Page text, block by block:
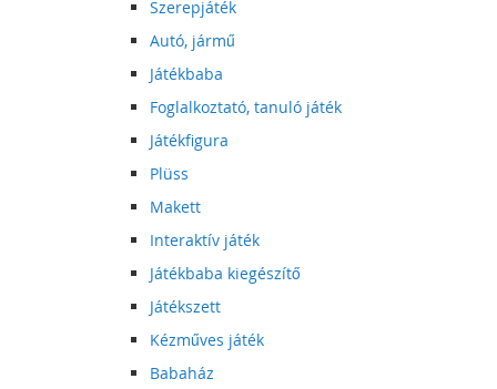
Szerepjáték
Autó, jármű
Játékbaba
Foglalkoztató, tanuló játék
Játékfigura
Plüss
Makett
Interaktív játék
Játékbaba kiegészítő
Játékszett
Kézműves játék
Babaház